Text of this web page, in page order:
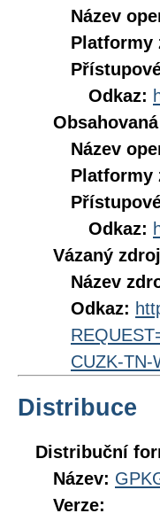
Název
Platformy
Odkaz:
Název
Platformy
Odkaz:
Vázaný zdroj
Název
Odkaz:
CUZK-TN-
Distribuce
Distribuční
Název:
Verze: